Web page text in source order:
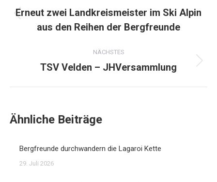
Vorheriger
Beitrag:
Erneut zwei Landkreismeister im Ski Alpin
aus den Reihen der Bergfreunde
NÄCHSTES
Nächster
TSV Velden – JHVersammlung
Ähnliche Beiträge
Bergfreunde durchwandern die Lagaroi Kette
29. Juli 2026